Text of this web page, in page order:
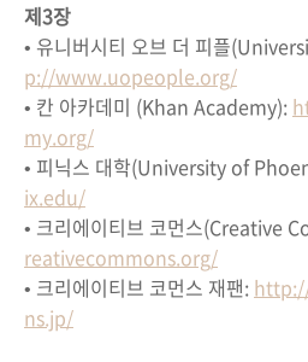
제3장
• 유니버시티 오브 더 피플
p://www.uopeople.org/
• 칸 아카데미 (Khan Academy):
my.org/
• 피닉스 대학(University of
ix.edu/
• 크리에이티브 코먼스(Creative
reativecommons.org/
• 크리에이티브 코먼스 재팬:
ns.jp/